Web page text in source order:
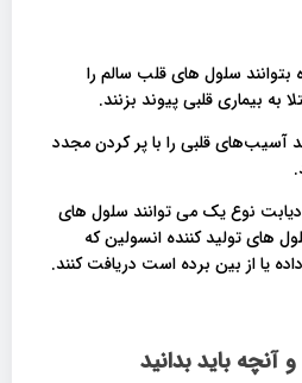
بتوانند سلول های قلب سالم را
به بیماری قلبی پیوند بزنند.
آسیب‌های قلبی را با پر کردن مجدد
دیابت نوع یک می توانند سلول های
های تولید کننده انسولین که
یا از بین برده است دریافت کنند.
آنچه باید بدانید